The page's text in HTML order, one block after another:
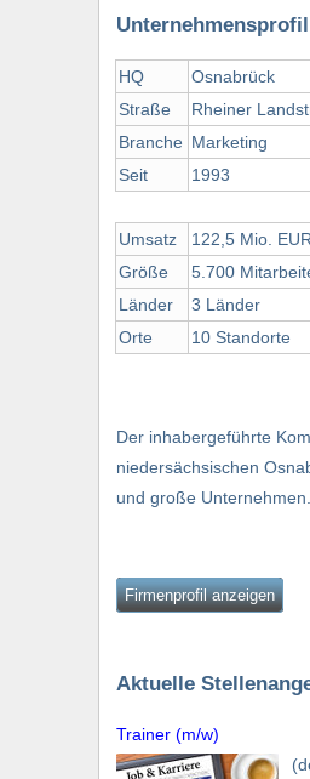
Unternehmensprofil
HQ
Straße
Branche
Seit
Umsatz
Größe
Länder
Orte
Osnabrück
Rheiner
Marketing
1993
122,5 Mio.
5.700
3 Länder
10 Standorte
Der inhabergeführte
niedersächsischen
und große Unternehmen.
Firmenprofil anzeigen
Aktuelle
Trainer (m/w)